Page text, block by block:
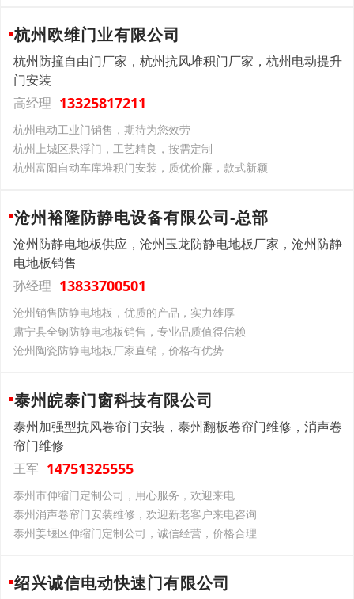
杭州欧维门业有限公司
杭州防撞自由门厂家，杭州抗风堆积门厂家，杭州电动提升
门安装
高经理 13325817211
杭州电动工业门销售，期待为您效劳
杭州上城区悬浮门，工艺精良，按需定制
杭州富阳自动车库堆积门安装，质优价廉，款式新颖
沧州裕隆防静电设备有限公司-总部
沧州防静电地板供应，沧州玉龙防静电地板厂家，沧州防静
电地板销售
孙经理 13833700501
沧州销售防静电地板，优质的产品，实力雄厚
肃宁县全钢防静电地板销售，专业品质值得信赖
沧州陶瓷防静电地板厂家直销，价格有优势
泰州皖泰门窗科技有限公司
泰州加强型抗风卷帘门安装，泰州翻板卷帘门维修，消声卷
帘门维修
王军 14751325555
泰州市伸缩门定制公司，用心服务，欢迎来电
泰州消声卷帘门安装维修，欢迎新老客户来电咨询
泰州姜堰区伸缩门定制公司，诚信经营，价格合理
绍兴诚信电动快速门有限公司